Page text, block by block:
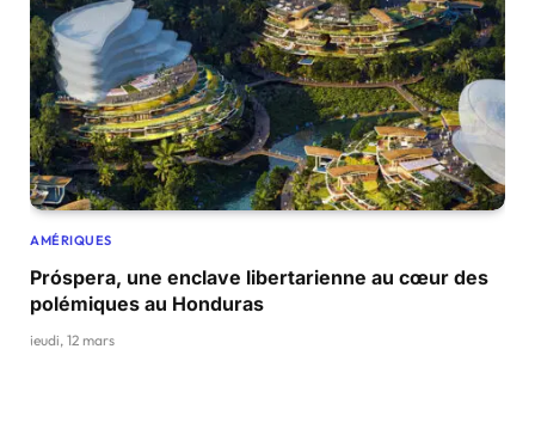
AMÉRIQUES
Próspera, une enclave libertarienne au cœur des
polémiques au Honduras
jeudi, 12 mars